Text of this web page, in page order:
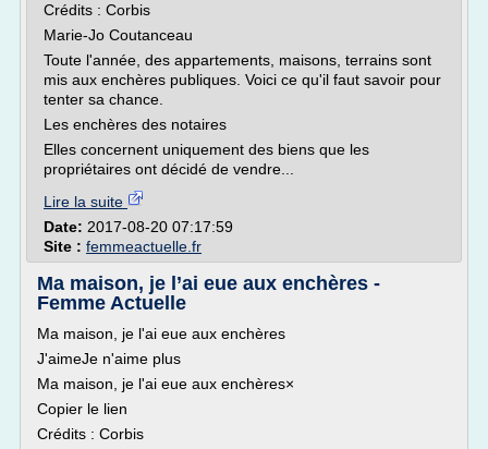
Crédits : Corbis
Marie-Jo Coutanceau
Toute l'année, des appartements, maisons, terrains sont
mis aux enchères publiques. Voici ce qu'il faut savoir pour
tenter sa chance.
Les enchères des notaires
Elles concernent uniquement des biens que les
propriétaires ont décidé de vendre...
Lire la suite
Date: 2017-08-20 07:17:59
Site : femmeactuelle.fr
Ma maison, je l’ai eue aux enchères -
Femme Actuelle
Ma maison, je l'ai eue aux enchères
J'aimeJe n'aime plus
Ma maison, je l'ai eue aux enchères×
Copier le lien
Crédits : Corbis